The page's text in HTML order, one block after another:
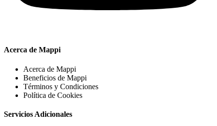
Acerca de Mappi
Acerca de Mappi
Beneficios de Mappi
Términos y Condiciones
Política de Cookies
Servicios Adicionales